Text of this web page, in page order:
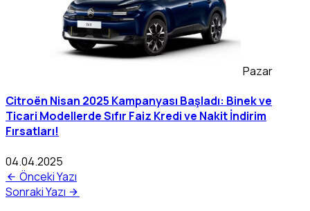
Pazar
Citroën Nisan 2025 Kampanyası Başladı: Binek ve
Ticari Modellerde Sıfır Faiz Kredi ve Nakit İndirim
Fırsatları!
04.04.2025
Önceki Yazı
Sonraki Yazı